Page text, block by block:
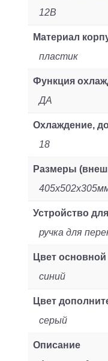
12В
Материал
пластик
Функция
ДА
Охлаждение,
18
Размеры
Устройство
ручка для
Цвет основной
синий
Цвет
серый
Описание